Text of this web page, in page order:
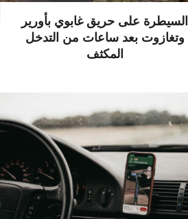
السيطرة على حريق غابوي بأورير
وتغازوت بعد ساعات من التدخل
المكثف